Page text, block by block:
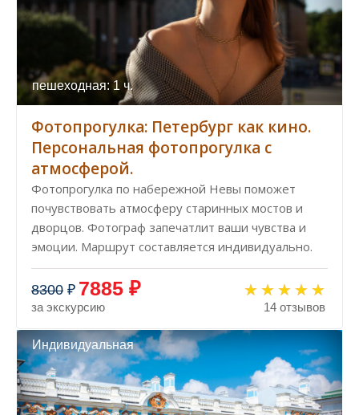
пешеходная: 1 ч.
Фотопрогулка: Петербург как кино.
Персональная фотопрогулка с
атмосферой.
Фотопрогулка по набережной Невы поможет
почувствовать атмосферу старинных мостов и
дворцов. Фотограф запечатлит ваши чувства и
эмоции. Маршрут составляется индивидуально.
8300 ₽ 7885 ₽
за экскурсию 14 отзывов
Индивидуальная